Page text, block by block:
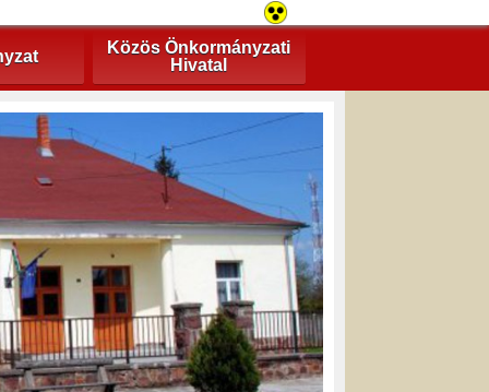
Közös Önkormányzati
Hivatal